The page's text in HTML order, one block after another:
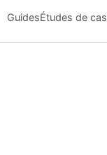
GuidesÉtudes de cas